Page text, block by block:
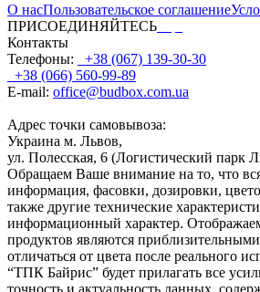
О насПользовательское соглашение
ПРИСОЕДИНЯЙТЕСЬ
Контакты
Телефоны:
+38 (067) 139-30-30
+38 (066) 560-99-89
E-mail: office@budbox.com.ua
Адрес точки самовывоза:
Украина м. Львов,
ул. Полесская, 6 (Логистический парк
Обращаем Ваше внимание на то, что
информация, фасовки, дозировки,
также другие технические
информационный характер.
продуктов являются
отличаться от цвета после реального
“ТПК Байрис” будет прилагать все
точность и актуальность данных,